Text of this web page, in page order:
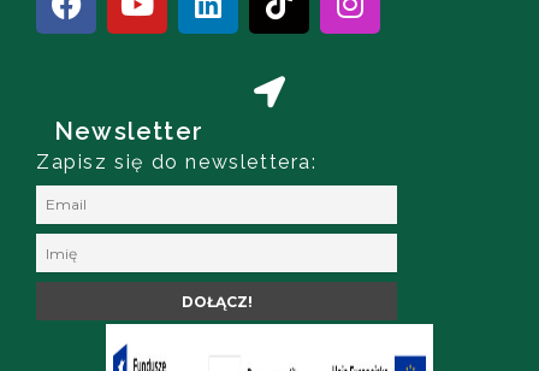
Newsletter
Zapisz się do newslettera: